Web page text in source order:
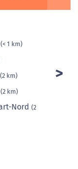
(< 1 km)
(2 km)
(2 km)
Nord (2